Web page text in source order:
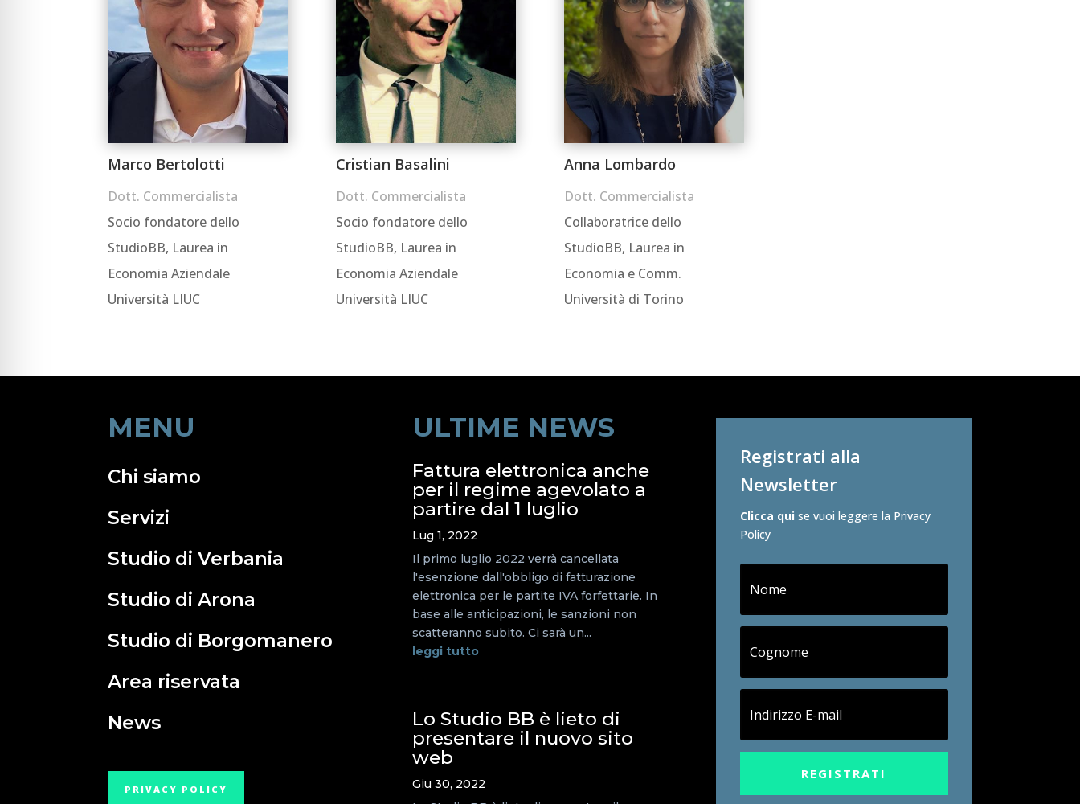
Marco Bertolotti
Dott. Commercialista
Socio fondatore dello
StudioBB, Laurea in
Economia Aziendale
Università LIUC
Cristian Basalini
Dott. Commercialista
Socio fondatore dello
StudioBB, Laurea in
Economia Aziendale
Università LIUC
Anna Lombardo
Dott. Commercialista
Collaboratrice dello
StudioBB, Laurea in
Economia e Comm.
Università di Torino
MENU
Chi siamo
Servizi
Studio di Verbania
Studio di Arona
Studio di Borgomanero
Area riservata
News
PRIVACY POLICY
ULTIME NEWS
Fattura elettronica anche
per il regime agevolato a
partire dal 1 luglio
Lug 1, 2022
Il primo luglio 2022 verrà cancellata
l'esenzione dall'obbligo di fatturazione
elettronica per le partite IVA forfettarie. In
base alle anticipazioni, le sanzioni non
scatteranno subito. Ci sarà un...
leggi tutto
Lo Studio BB è lieto di
presentare il nuovo sito
web
Giu 30, 2022
Registrati alla
Newsletter
Clicca qui se vuoi leggere la Privacy
Policy
REGISTRATI